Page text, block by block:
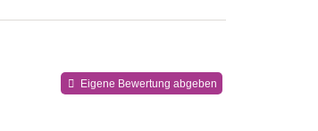
Eigene Bewertung abgeben